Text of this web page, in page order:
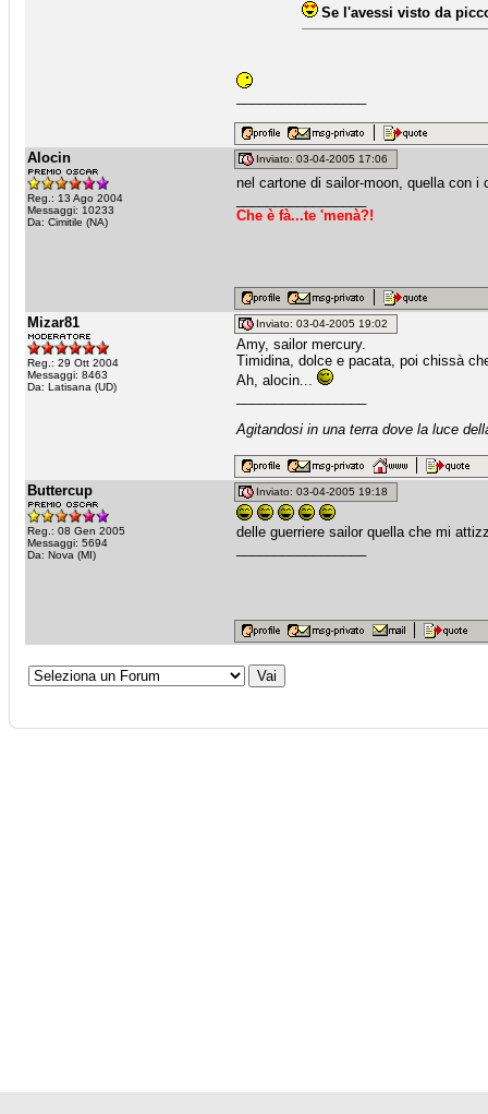
Se l'avessi visto da
Alocin
Reg.: 13 Ago 2004
Messaggi: 10233
Da: Cimitile (NA)
Inviato: 03-04-2005 17:06
nel cartone di sailor-moon, quella con
Che è fà...te 'menà?!
Mizar81
Reg.: 29 Ott 2004
Messaggi: 8463
Da: Latisana (UD)
Inviato: 03-04-2005 19:02
Amy, sailor mercury.
Timidina, dolce e pacata, poi chissà
Ah, alocin...
Agitandosi in una terra dove la luce
Buttercup
Reg.: 08 Gen 2005
Messaggi: 5694
Da: Nova (MI)
Inviato: 03-04-2005 19:18
delle guerriere sailor quella che mi